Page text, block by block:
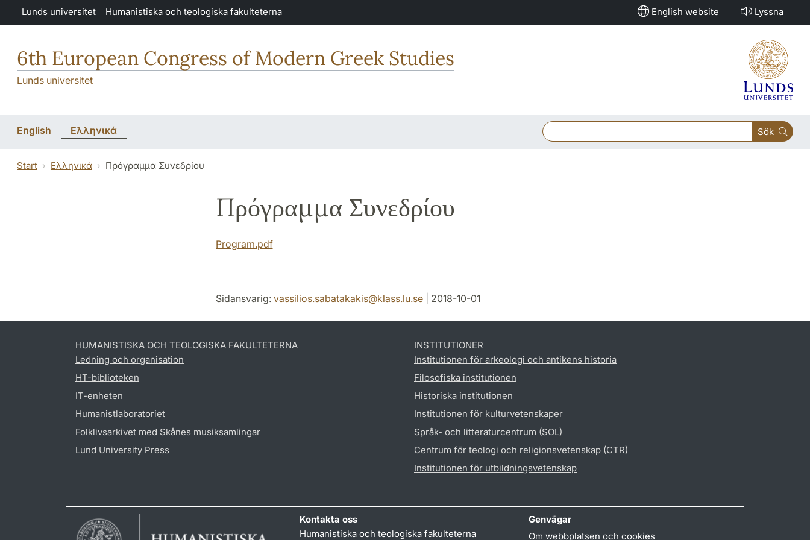
Hoppa till huvudinnehåll
Lunds universitet Humanistiska och teologiska fakulteterna English website Lyssna
6th European Congress of Modern Greek Studies
Lunds universitet
English Ελληνικά Sök
Start Ελληνικά Πρόγραμμα Συνεδρίου
Πρόγραμμα Συνεδρίου
Program.pdf
Sidansvarig: vassilios.sabatakakis@klass.lu.se| 2018-10-01
HUMANISTISKA OCH TEOLOGISKA FAKULTETERNA
Ledning och organisation
HT-biblioteken
IT-enheten
Humanistlaboratoriet
Folklivsarkivet med Skånes musiksamlingar
Lund University Press
INSTITUTIONER
Institutionen för arkeologi och antikens historia
Filosofiska institutionen
Historiska institutionen
Institutionen för kulturvetenskaper
Språk- och litteraturcentrum (SOL)
Centrum för teologi och religionsvetenskap (CTR)
Institutionen för utbildningsvetenskap
Kontakta oss
Humanistiska och teologiska fakulteterna
Genvägar
Om webbplatsen och cookies